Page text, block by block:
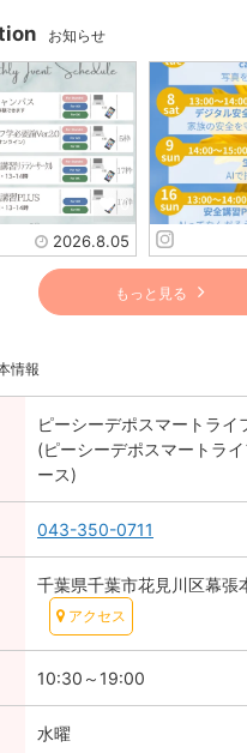
お知らせ
0
2026.8.05
もっと見る
情報
ピーシーデポスマートラ
(ピーシーデポスマートラ
ース)
043-350-0711
千葉県千葉市花見川区幕
アクセス
10:30～19:00
水曜